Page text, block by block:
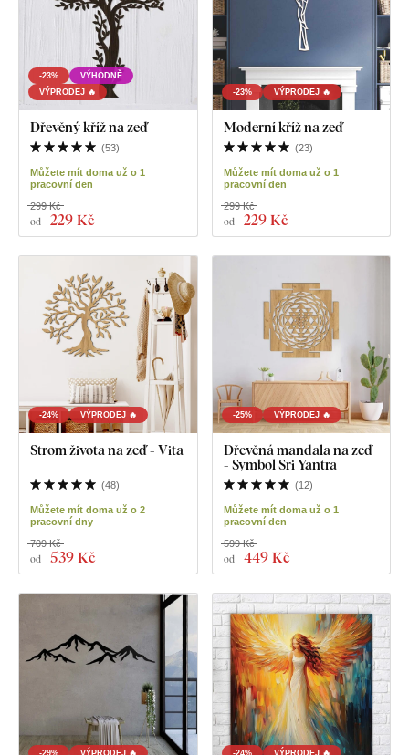
-23%
VÝHODNĚ
VÝPRODEJ 🔥
Dřevěný kříž na zeď
(53)
Můžete mít doma už o 1
pracovní den
od 229 Kč
299 Kč
-23% VÝPRODEJ 🔥
Moderní kříž na zeď
(23)
Můžete mít doma už o 1
pracovní den
od 229 Kč
299 Kč
-24% VÝPRODEJ 🔥
Strom života na zeď - Vita
(48)
Můžete mít doma už o 2
pracovní dny
od 539 Kč
709 Kč
-25% VÝPRODEJ 🔥
Dřevěná mandala na zeď
- Symbol Sri Yantra
(12)
Můžete mít doma už o 1
pracovní den
od 449 Kč
599 Kč
-29% VÝPRODEJ 🔥 -24% VÝPRODEJ 🔥